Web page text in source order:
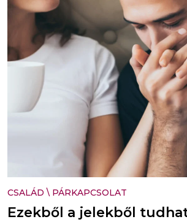
CSALÁD \ PÁRKAPCSOLAT
Ezekből a jelekből